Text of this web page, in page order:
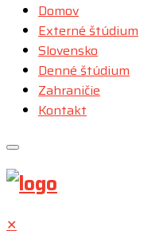
Domov
Externé štúdium
Slovensko
Denné štúdium
Zahraničie
Kontakt
✕